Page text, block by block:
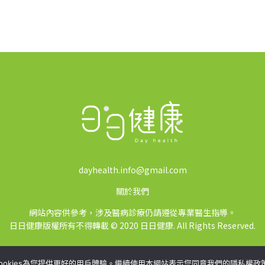
dayhealth.info@gmail.com
關於我們
網站內容供參考，涉及醫病診療仍請遵從專業醫生指導。
日日健康版權所有不得轉載 © 2020 日日健康. All Rights Reserved.